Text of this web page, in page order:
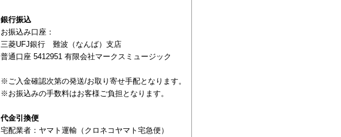
銀行振込
お振込み口座：
三菱UFJ銀行 難波（なんば）支店
普通口座 5412951 有限会社マークスミュージック
※ご入金確認次第の発送/お取り寄せ手配となります。
※お振込みの手数料はお客様ご負担となります。
代金引換便
宅配業者：ヤマト運輸（クロネコヤマト宅急便）